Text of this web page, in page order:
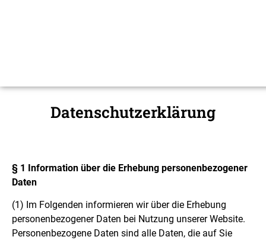
Datenschutzerklärung
§ 1 Information über die Erhebung personenbezogener
Daten
(1) Im Folgenden informieren wir über die Erhebung
personenbezogener Daten bei Nutzung unserer Website.
Personenbezogene Daten sind alle Daten, die auf Sie